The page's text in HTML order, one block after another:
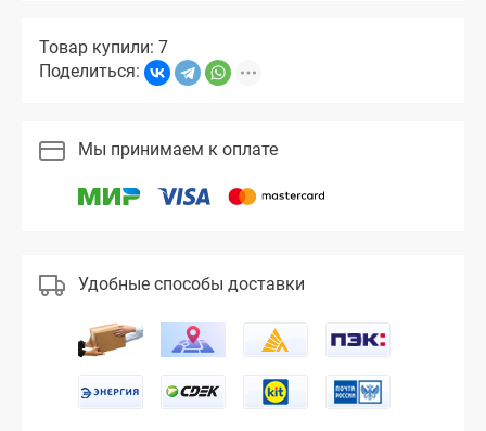
Товар купили: 7
Поделиться:
Мы принимаем к оплате
Удобные способы доставки